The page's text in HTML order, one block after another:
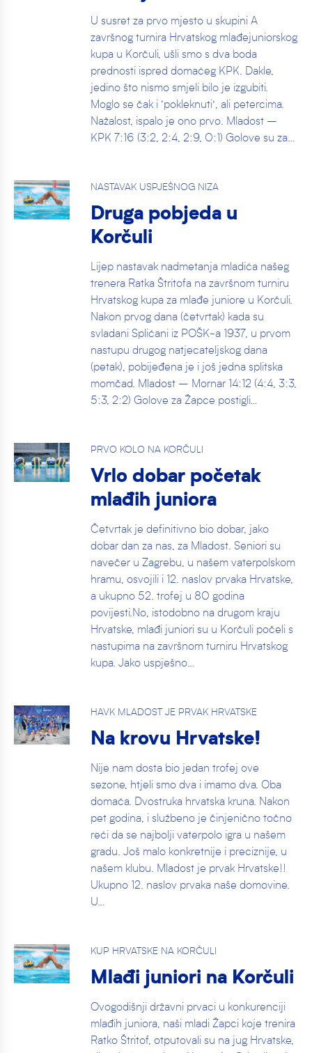
U susret za prvo mjesto u skupini A
završnog turnira Hrvatskog mlađejuniorskog
kupa u Korčuli, ušli smo s dva boda
prednosti ispred domaćeg KPK. Dakle,
jedino što nismo smjeli bilo je izgubiti.
Moglo se čak i ‘pokleknuti’, ali petercima.
Nažalost, ispalo je ono prvo. Mladost –
KPK 7:16 (3:2, 2:4, 2:9, 0:1) Golove su za…
NASTAVAK USPJEŠNOG NIZA
Druga pobjeda u
Korčuli
Lijep nastavak nadmetanja mladića našeg
trenera Ratka Štritofa na završnom turniru
Hrvatskog kupa za mlađe juniore u Korčuli.
Nakon prvog dana (četvrtak) kada su
svladani Splićani iz POŠK-a 1937, u prvom
nastupu drugog natjecateljskog dana
(petak), pobijeđena je i još jedna splitska
momčad. Mladost – Mornar 14:12 (4:4, 3:3,
5:3, 2:2) Golove za Žapce postigli…
PRVO KOLO NA KORČULI
Vrlo dobar početak
mlađih juniora
Četvrtak je definitivno bio dobar, jako
dobar dan za nas, za Mladost. Seniori su
navečer u Zagrebu, u našem vaterpolskom
hramu, osvojili i 12. naslov prvaka Hrvatske,
a ukupno 52. trofej u 80 godina
povijesti.No, istodobno na drugom kraju
Hrvatske, mlađi juniori su u Korčuli počeli s
nastupima na završnom turniru Hrvatskog
kupa. Jako uspješno…
HAVK MLADOST JE PRVAK HRVATSKE
Na krovu Hrvatske!
Nije nam dosta bio jedan trofej ove
sezone, htjeli smo dva i imamo dva. Oba
domaća. Dvostruka hrvatska kruna. Nakon
pet godina, i službeno je činjenično točno
reći da se najbolji vaterpolo igra u našem
gradu. Još malo konkretnije i preciznije, u
našem klubu. Mladost je prvak Hrvatske!!
Ukupno 12. naslov prvaka naše domovine.
U…
KUP HRVATSKE NA KORČULI
Mlađi juniori na Korčuli
Ovogodišnji državni prvaci u konkurenciji
mlađih juniora, naši mladi Žapci koje trenira
Ratko Štritof, otputovali su na jug Hrvatske,